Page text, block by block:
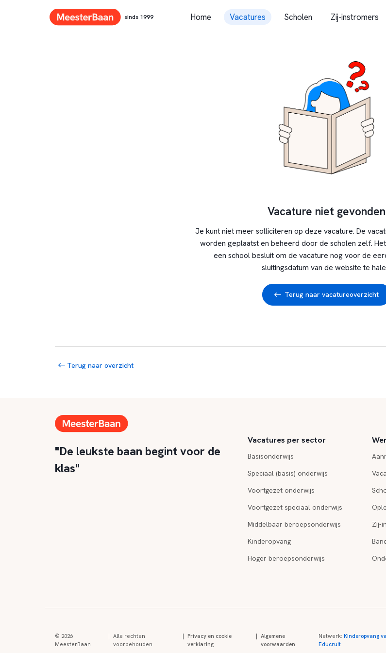
sinds 1999 Home Vacatures Scholen Zij-instromers
Vacature niet gevonden
Je kunt niet meer solliciteren op deze vacature. De
worden geplaatst en beheerd door de scholen zelf.
een school besluit om de vacature nog voor de
sluitingsdatum van de website te
Terug naar vacatureoverzicht
Terug naar overzicht
"De leukste baan begint voor de
klas"
Vacatures per sector
Basisonderwijs
Speciaal (basis) onderwijs
Voortgezet onderwijs
Voortgezet speciaal onderwijs
Middelbaar beroepsonderwijs
Kinderopvang
Hoger beroepsonderwijs
Zij-
© 2026
MeesterBaan
Alle rechten
voorbehouden
Privacy en cookie
verklaring
Algemene
voorwaarden
Netwerk: Kinderopvang
Educruit